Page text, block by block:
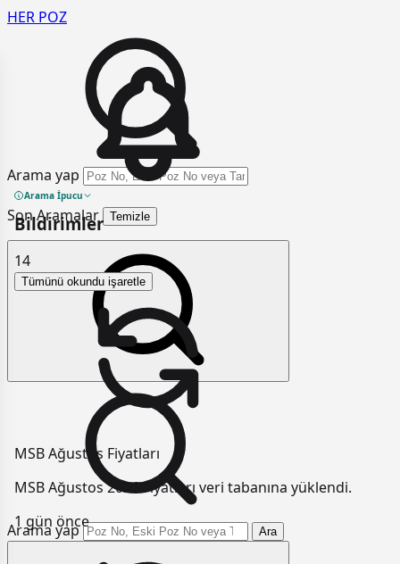
HER POZ
Arama yap
Arama İpucu
Son Aramalar Temizle
Arama yap Ara
Bildirimler
14
Tümünü okundu işaretle
MSB Ağustos Fiyatları
MSB Ağustos 2026 Fiyatları veri tabanına yüklendi.
1 gün önce